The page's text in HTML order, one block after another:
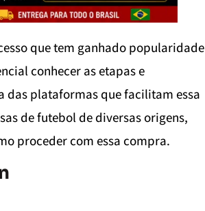
que tem ganhado popularidade
conhecer as etapas e
das plataformas que facilitam essa
de futebol de diversas origens,
proceder com essa compra.